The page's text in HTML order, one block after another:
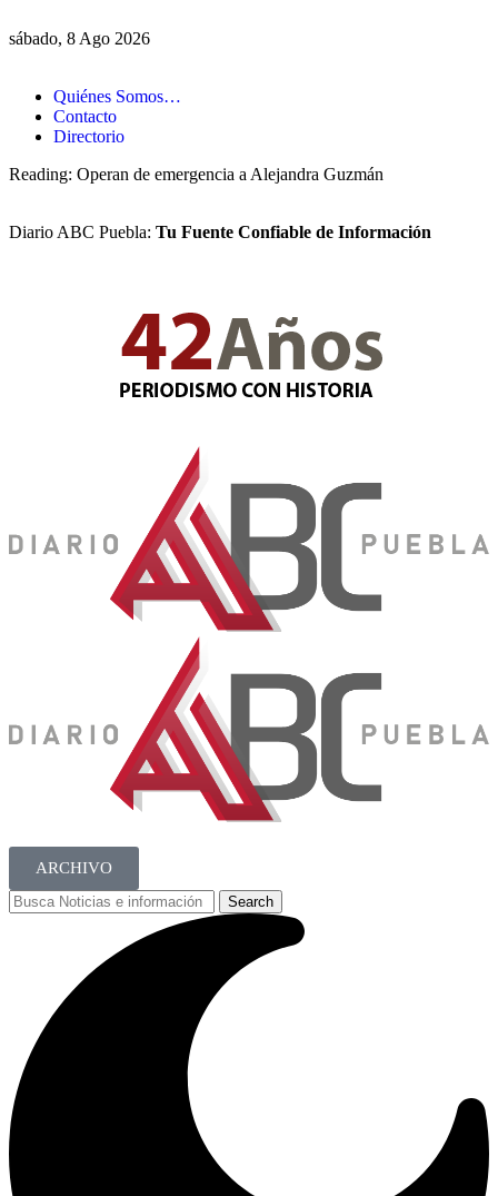
sábado, 8 Ago 2026
Quiénes Somos…
Contacto
Directorio
Reading: Operan de emergencia a Alejandra Guzmán
Diario ABC Puebla: Tu Fuente Confiable de Información
ARCHIVO